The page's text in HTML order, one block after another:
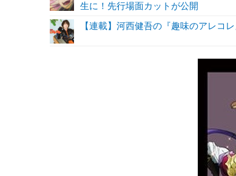
生に！先行場面カットが公開
【連載】河西健吾の『趣味のアレコレ